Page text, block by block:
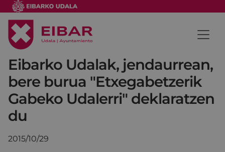
Eibarko Udalak, jendaurrean,
bere burua "Etxegabetzerik
Gabeko Udalerri" deklaratzen
du
2015/10/29